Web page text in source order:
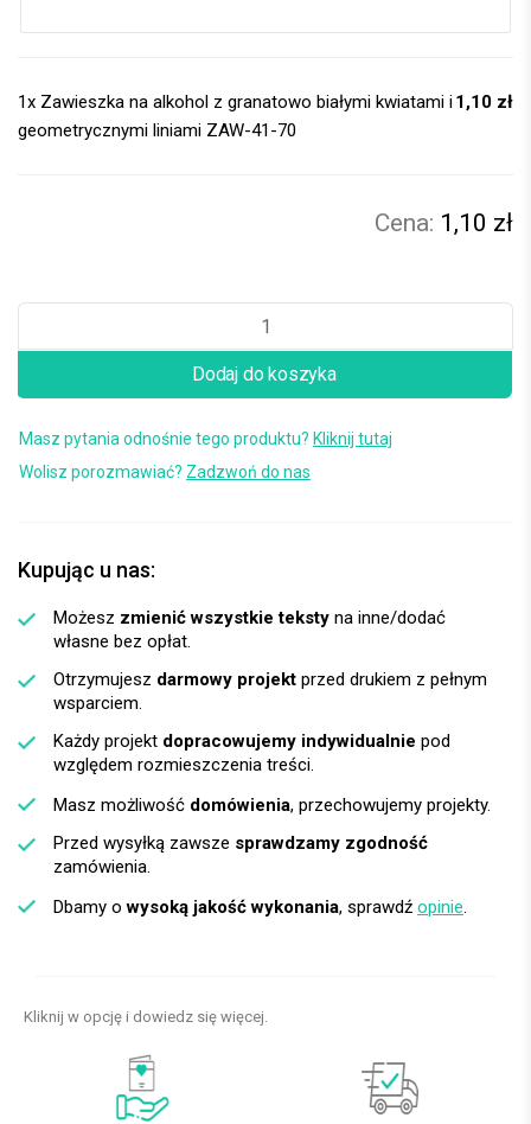
1x Zawieszka na alkohol z granatowo białymi kwiatami i
geometrycznymi liniami ZAW-41-70
1,10 zł
1,10 zł
Dodaj do koszyka
Masz pytania odnośnie tego produktu? Kliknij tutaj
Wolisz porozmawiać? Zadzwoń do nas
Kupując u nas:
Możesz zmienić wszystkie teksty na inne/dodać
własne bez opłat.
Otrzymujesz darmowy projekt przed drukiem z pełnym
wsparciem.
Każdy projekt dopracowujemy indywidualnie pod
względem rozmieszczenia treści.
Masz możliwość domówienia, przechowujemy projekty.
Przed wysyłką zawsze sprawdzamy zgodność
zamówienia.
Dbamy owysoką jakość wykonania, sprawdź opinie.
Kliknij w opcję i dowiedz się więcej.